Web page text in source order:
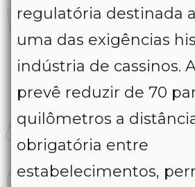
regulatória destinada
uma das exigências
indústria de cassinos.
prevê reduzir de 70
quilômetros a
obrigatória entre
estabelecimentos,